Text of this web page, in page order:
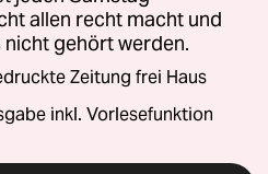
allen recht macht und
gehört werden.
Zeitung frei Haus
inkl. Vorlesefunktion